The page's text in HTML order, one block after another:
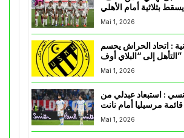
Mai 1, 2026
: اتحاد الحراش يحسم
التأهل إلى “البلاي أوف”
Mai 1, 2026
: استبعاد عبدلي من
قائمة مرسيليا أمام نانت
Mai 1, 2026